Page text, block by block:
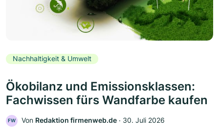
Nachhaltigkeit & Umwelt
Ökobilanz und Emissionsklassen:
Fachwissen fürs Wandfarbe kaufen
FW Von Redaktion firmenweb.de ‧ 30. Juli 2026